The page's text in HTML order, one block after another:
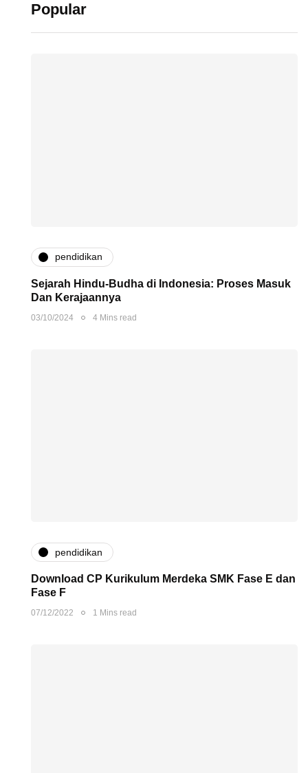
Popular
pendidikan
Sejarah Hindu-Budha di Indonesia: Proses Masuk
Dan Kerajaannya
03/10/2024 4 Mins read
pendidikan
Download CP Kurikulum Merdeka SMK Fase E dan
Fase F
07/12/2022 1 Mins read